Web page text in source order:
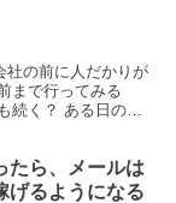
社の前に人だかりが
まで行ってみる
続く？ ある日の
たら、メールは
げるようになる